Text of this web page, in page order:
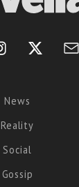
News
Reality
Social
Gossip